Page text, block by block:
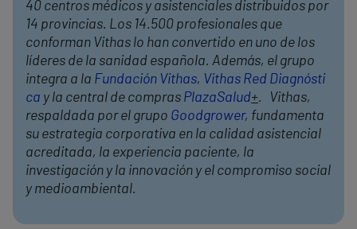
40 centros médicos y asistenciales distribuidos por
14 provincias. Los 14.500 profesionales que
conforman Vithas lo han convertido en uno de los
líderes de la sanidad española. Además, el grupo
integra a la Fundación Vithas, Vithas Red Diagnósti
ca y la central de compras PlazaSalud+. Vithas,
respaldada por el grupo Goodgrower, fundamenta
su estrategia corporativa en la calidad asistencial
acreditada, la experiencia paciente, la
investigación y la innovación y el compromiso social
y medioambiental.